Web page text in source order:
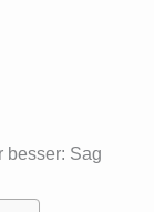
besser: Sag